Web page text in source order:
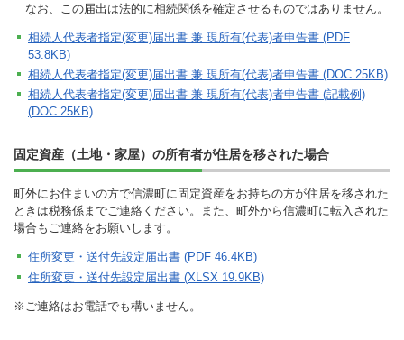
なお、この届出は法的に相続関係を確定させるものではありません。
相続人代表者指定(変更)届出書 兼 現所有(代表)者申告書 (PDF
53.8KB)
相続人代表者指定(変更)届出書 兼 現所有(代表)者申告書 (DOC 25KB)
相続人代表者指定(変更)届出書 兼 現所有(代表)者申告書 (記載例)
(DOC 25KB)
固定資産（土地・家屋）の所有者が住居を移された場合
町外にお住まいの方で信濃町に固定資産をお持ちの方が住居を移された
ときは税務係までご連絡ください。また、町外から信濃町に転入された
場合もご連絡をお願いします。
住所変更・送付先設定届出書 (PDF 46.4KB)
住所変更・送付先設定届出書 (XLSX 19.9KB)
※ご連絡はお電話でも構いません。